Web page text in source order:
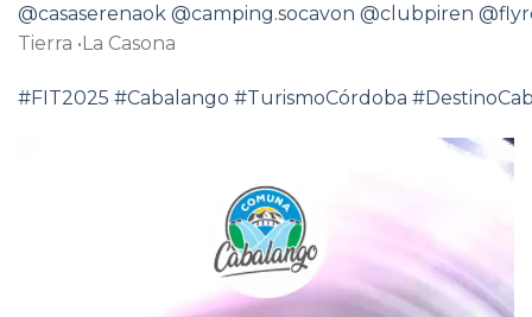
@casaserenaok @camping.socavon @clubpiren
Tierra •La Casona
#FIT2025 #Cabalango #TurismoCórdoba